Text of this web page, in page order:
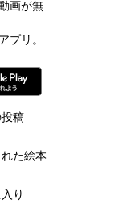
画が無
プリ。
稿
た絵本
り